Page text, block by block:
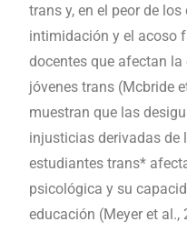
trans y, en el peor de
intimidación y el acoso
docentes que afectan
jóvenes trans (Mcbride
muestran que las
injusticias derivadas de
estudiantes trans*
psicológica y su
educación (Meyer et al.,